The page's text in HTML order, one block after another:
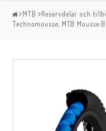
MTB Reservdelar och
Technomousse, MTB Mousse